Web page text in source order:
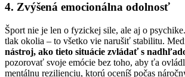
4. Zvýšená emocionálna odolnosť
Šport nie je len o fyzickej sile, ale aj o
tlak okolia – to všetko vie narušiť stabilitu.
nástroj, ako tieto situácie zvládať s
pozorovať svoje emócie bez toho, aby ťa
mentálnu rezilienciu, ktorú oceníš počas